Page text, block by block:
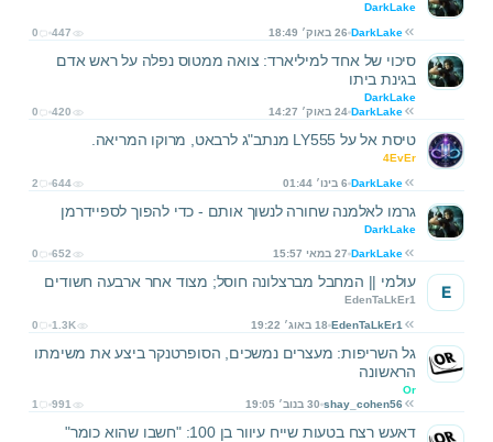
DarkLake
DarkLake 26 באוק׳ 18:49 0 447
סיכוי של אחד למיליארד: צואה ממטוס נפלה על ראש אדם
בגינת ביתו
DarkLake
DarkLake 24 באוק׳ 14:27 0 420
טיסת אל על LY555 מנתב"ג לרבאט, מרוקו המריאה.
4EvEr
DarkLake 6 בינו׳ 01:44 2 644
גרמו לאלמנה שחורה לנשוך אותם - כדי להפוך לספיידרמן
DarkLake
DarkLake 27 במאי 15:57 0 652
עולמי || המחבל מברצלונה חוסל; מצוד אחר ארבעה חשודים
EdenTaLkEr1
EdenTaLkEr1 18 באוג׳ 19:22 0 1.3K
E
גל השריפות: מעצרים נמשכים, הסופרטנקר ביצע את משימתו
הראשונה
Or
shay_cohen56 30 בנוב׳ 19:05 1 991
דאעש רצח בטעות שייח עיוור בן 100: "חשבו שהוא כומר"